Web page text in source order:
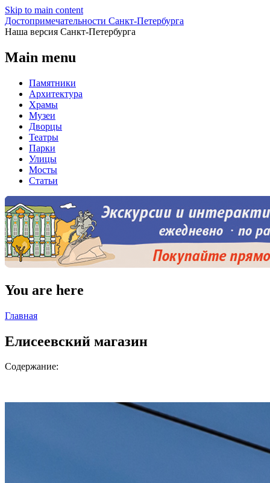
Skip to main content
Достопримечательности Санкт-Петербурга
Наша версия Санкт-Петербурга
Main menu
Памятники
Архитектура
Храмы
Музеи
Дворцы
Театры
Парки
Улицы
Мосты
Статьи
You are here
Главная
Елисеевский магазин
Содержание: